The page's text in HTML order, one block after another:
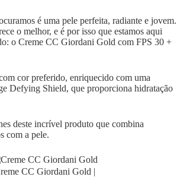
é uma pele perfeita, radiante e jovem.
o melhor, e é por isso que estamos aqui
o Creme CC Giordani Gold com FPS 30 +
cor preferido, enriquecido com uma
Defying Shield, que proporciona hidratação
deste incrível produto que combina
com a pele.
CC Giordani Gold |